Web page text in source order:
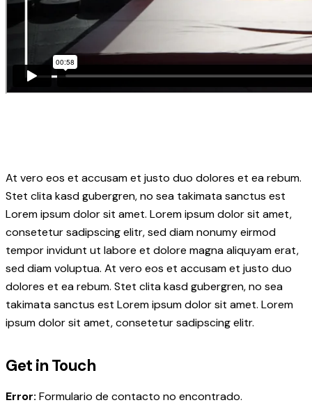
At vero eos et accusam et justo duo dolores et ea rebum.
Stet clita kasd gubergren, no sea takimata sanctus est
Lorem ipsum dolor sit amet. Lorem ipsum dolor sit amet,
consetetur sadipscing elitr, sed diam nonumy eirmod
tempor invidunt ut labore et dolore magna aliquyam erat,
sed diam voluptua. At vero eos et accusam et justo duo
dolores et ea rebum. Stet clita kasd gubergren, no sea
takimata sanctus est Lorem ipsum dolor sit amet. Lorem
ipsum dolor sit amet, consetetur sadipscing elitr.
Get in Touch
Error: Formulario de contacto no encontrado.